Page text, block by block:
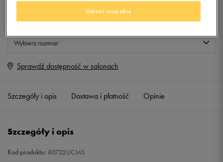
Produkt niedostępny
Jeśli artykuł będzie ponownie dostępny, otrzymasz od nas powiadomienie.
Wybierz rozmiar
Rozmiary EU
40,5
Sprawdź dostępność w salonach
Szczegóły i opis Dostawa i płatność Opinie
Szczegóły i opis
Kod produktu: 80722UCMS
Odrzuć wszystkie